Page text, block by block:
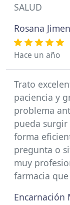
SALUD
Rosana
Hace un año
Trato
paciencia y
problema
pueda surgir
forma
pregunta o
muy
farmacia
Encarnación